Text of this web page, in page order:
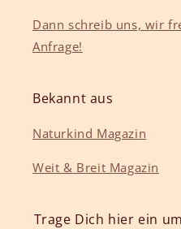
Dann schreib uns, wir
Anfrage!
Bekannt aus
Naturkind Magazin
Weit & Breit Magazin
Trage Dich hier ein